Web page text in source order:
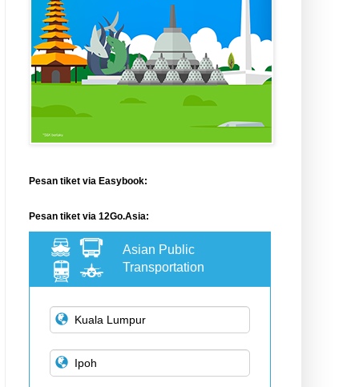
Pesan tiket via Easybook:
Pesan tiket via 12Go.Asia:
Asian Public
Transportation